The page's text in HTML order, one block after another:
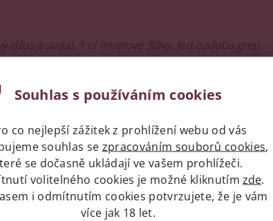
džus a soda), 1 cl limetové šťávy, led ozdoba grep
ozdoba pomeranč
k této položce.
mohou vkládat příspěvky. Prosím přihlaste se
Souhlas s používáním cookies
co nejlepší zážitek z prohlížení webu od vás
souhlas se zpracováním souborů cookies,
se dočasně ukládají ve vašem prohlížeči.
volitelného cookies je možné kliknutímzde.
i odmítnutím cookies potvrzujete, že je vám
více jak 18 let.